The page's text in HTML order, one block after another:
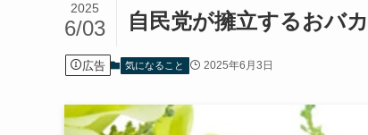
自民党が擁立するおバ
2025
6/03
広告 気になること 2025年6月3日